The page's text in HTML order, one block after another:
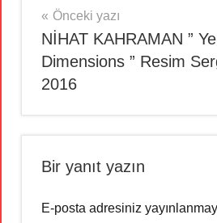
Yazı
gezinmesi
Önceki yazı
NİHAT KAHRAMAN ”
Dimensions ” Resim
2016
Bir yanıt yazın
E-posta adresiniz